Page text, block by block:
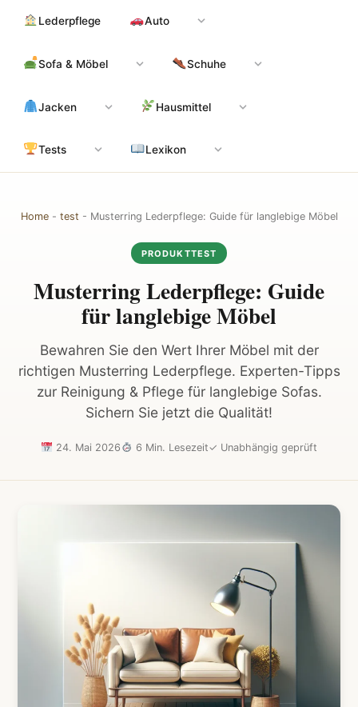
Inhalt
Lederpflege Auto
Sofa & Möbel Schuhe
Jacken Hausmittel
Tests Lexikon
Home- test - Musterring Lederpflege: Guide für langlebige Möbel
PRODUKTTEST
Musterring Lederpflege: Guide
für langlebige Möbel
Bewahren Sie den Wert Ihrer Möbel mit der
richtigen Musterring Lederpflege. Experten-Tipps
zur Reinigung & Pflege für langlebige Sofas.
Sichern Sie jetzt die Qualität!
24. Mai 2026 6 Min. Lesezeit✓ Unabhängig geprüft